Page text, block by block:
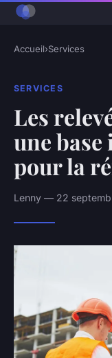
Accueil›Services
SERVICES
Les
une
pour la
Lenny — 22